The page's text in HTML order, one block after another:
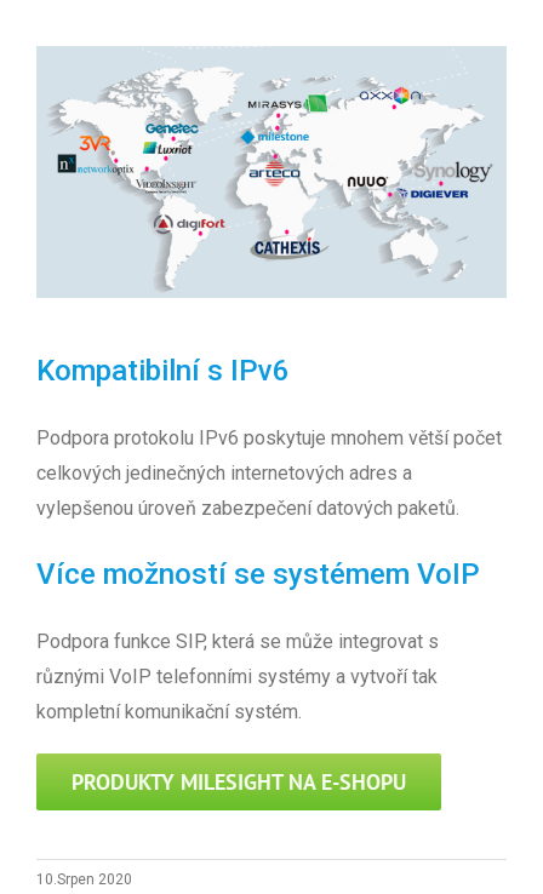
Kompatibilní s IPv6
Podpora protokolu IPv6 poskytuje mnohem větší počet
celkových jedinečných internetových adres a
vylepšenou úroveň zabezpečení datových paketů.
Více možností se systémem VoIP
Podpora funkce SIP, která se může integrovat s
různými VoIP telefonními systémy a vytvoří tak
kompletní komunikační systém.
PRODUKTY MILESIGHT NA E-SHOPU
10.Srpen 2020